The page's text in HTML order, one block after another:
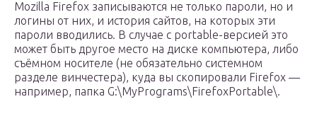
Mozilla Firefox записываются не только пароли, но и
логины от них, и история сайтов, на которых эти
пароли вводились. В случае с portable-версией это
может быть другое место на диске компьютера, либо
съёмном носителе (не обязательно системном
разделе винчестера), куда вы скопировали Firefox —
например, папка G:\MyPrograms\FirefoxPortable\.